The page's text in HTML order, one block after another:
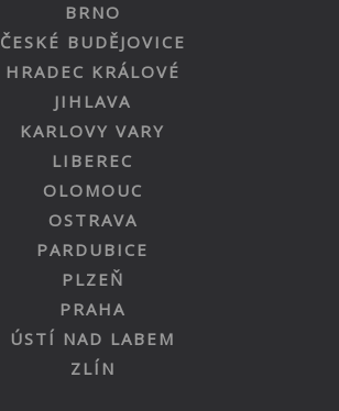
BRNO
ČESKÉ BUDĚJOVICE
HRADEC KRÁLOVÉ
JIHLAVA
KARLOVY VARY
LIBEREC
OLOMOUC
OSTRAVA
PARDUBICE
PLZEŇ
PRAHA
ÚSTÍ NAD LABEM
ZLÍN